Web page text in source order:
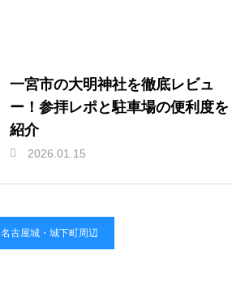
一宮市の大明神社を徹底レビュ
ー！参拝レポと駐車場の便利度を
紹介
2026.01.15
名古屋城・城下町周辺